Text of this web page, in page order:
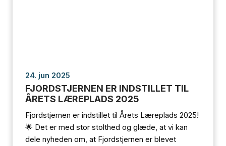
24. jun 2025
FJORDSTJERNEN ER INDSTILLET TIL
ÅRETS LÆREPLADS 2025
Fjordstjernen er indstillet til Årets Læreplads 2025!
🌟 Det er med stor stolthed og glæde, at vi kan
dele nyheden om, at Fjordstjernen er blevet